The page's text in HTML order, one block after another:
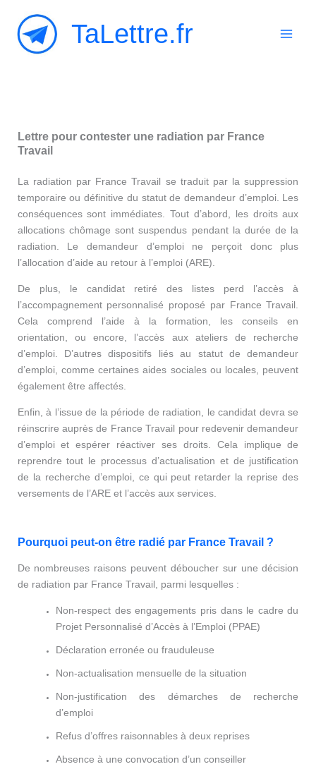
contenu
TaLettre.fr
Lettre pour contester une radiation par France
Travail
La radiation par France Travail se traduit par la suppression
temporaire ou définitive du statut de demandeur d’emploi. Les
conséquences sont immédiates. Tout d’abord, les droits aux
allocations chômage sont suspendus pendant la durée de la
radiation. Le demandeur d’emploi ne perçoit donc plus
l’allocation d’aide au retour à l’emploi (ARE).
De plus, le candidat retiré des listes perd l’accès à
l’accompagnement personnalisé proposé par France Travail.
Cela comprend l’aide à la formation, les conseils en
orientation, ou encore, l’accès aux ateliers de recherche
d’emploi. D’autres dispositifs liés au statut de demandeur
d’emploi, comme certaines aides sociales ou locales, peuvent
également être affectés.
Enfin, à l’issue de la période de radiation, le candidat devra se
réinscrire auprès de France Travail pour redevenir demandeur
d’emploi et espérer réactiver ses droits. Cela implique de
reprendre tout le processus d’actualisation et de justification
de la recherche d’emploi, ce qui peut retarder la reprise des
versements de l’ARE et l’accès aux services.
Pourquoi peut-on être radié par France Travail ?
De nombreuses raisons peuvent déboucher sur une décision
de radiation par France Travail, parmi lesquelles :
Non-respect des engagements pris dans le cadre du
Projet Personnalisé d’Accès à l’Emploi (PPAE)
Déclaration erronée ou frauduleuse
Non-actualisation mensuelle de la situation
Non-justification des démarches de recherche
d’emploi
Refus d’offres raisonnables à deux reprises
Absence à une convocation d’un conseiller